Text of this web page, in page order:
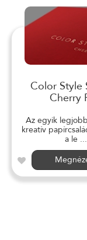
Color Style
Cherry
Az egyik
kreatív
a le ...